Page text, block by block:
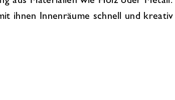
ihnen Innenräume schnell und